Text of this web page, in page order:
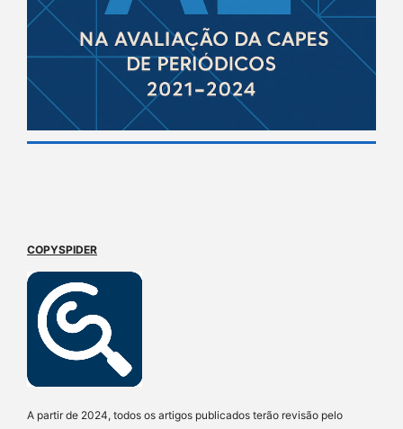
COPYSPIDER
A partir de 2024, todos os artigos publicados terão revisão pelo